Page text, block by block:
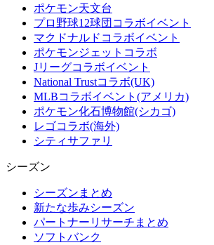
ポケモン天文台
プロ野球12球団コラボイベント
マクドナルドコラボイベント
ポケモンジェットコラボ
Jリーグコラボイベント
National Trustコラボ(UK)
MLBコラボイベント(アメリカ)
ポケモン化石博物館(シカゴ)
レゴコラボ(海外)
シティサファリ
シーズン
シーズンまとめ
新たな歩みシーズン
パートナーリサーチまとめ
ソフトバンク